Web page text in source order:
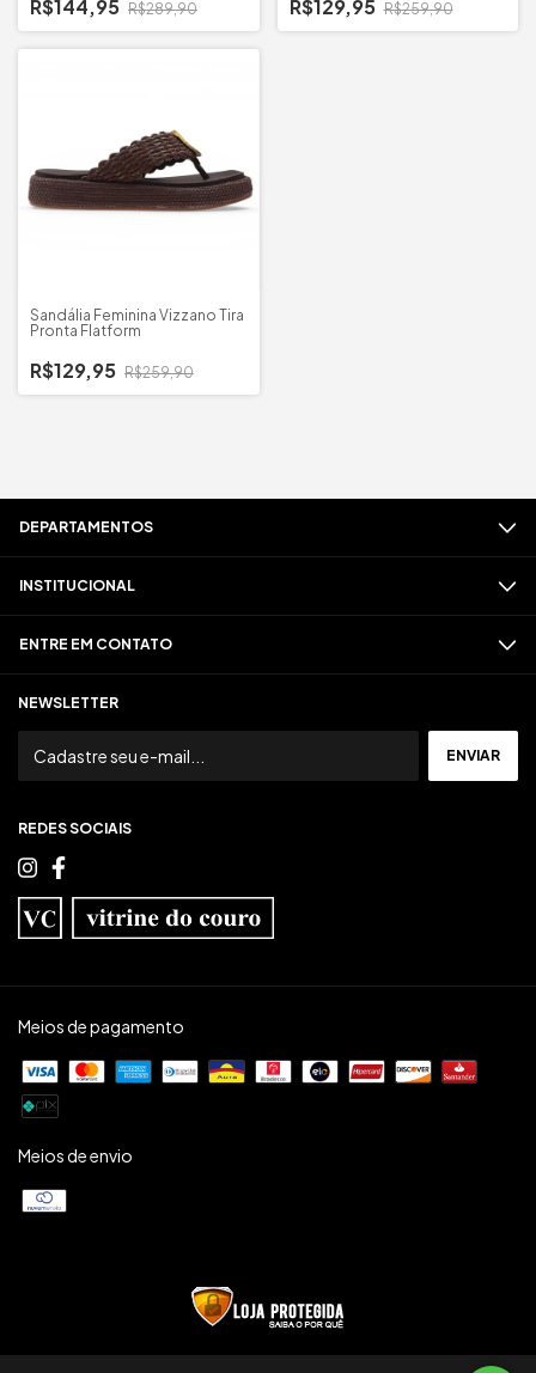
R$144,95 R$289,90 R$129,95 R$259,90
Sandália Feminina Vizzano Tira
Pronta Flatform
R$129,95 R$259,90
DEPARTAMENTOS
INSTITUCIONAL
ENTRE EM CONTATO
NEWSLETTER
REDES SOCIAIS
Meios de pagamento
Meios de envio